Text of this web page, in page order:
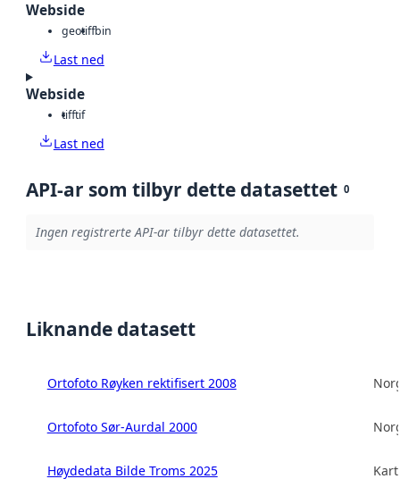
Webside
geotiffbin
Last ned
Webside
tifftif
Last ned
API-ar som tilbyr dette datasettet 0
Ingen registrerte API-ar tilbyr dette datasettet.
Liknande datasett
Ortofoto Røyken rektifisert 2008
Ortofoto Sør-Aurdal 2000
Høydedata Bilde Troms 2025